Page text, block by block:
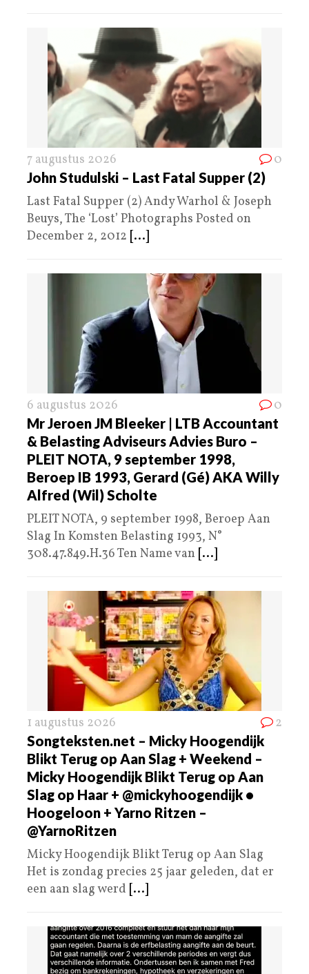
7 augustus 2026 0
John Studulski – Last Fatal Supper (2)
Last Fatal Supper (2) Andy Warhol & Joseph
Beuys, The ‘Lost’ Photographs Posted on
December 2, 2012 [...]
6 augustus 2026 0
Mr Jeroen JM Bleeker | LTB Accountant
& Belasting Adviseurs Advies Buro –
PLEIT NOTA, 9 september 1998,
Beroep IB 1993, Gerard (Gé) AKA Willy
Alfred (Wil) Scholte
PLEIT NOTA, 9 september 1998, Beroep Aan
Slag In Komsten Belasting 1993, N°
308.47.849.H.36 Ten Name van [...]
1 augustus 2026 2
Songteksten.net – Micky Hoogendijk
Blikt Terug op Aan Slag + Weekend –
Micky Hoogendijk Blikt Terug op Aan
Slag op Haar + @mickyhoogendijk •
Hoogeloon + Yarno Ritzen –
@YarnoRitzen
Micky Hoogendijk Blikt Terug op Aan Slag
Het is zondag precies 25 jaar geleden, dat er
een aan slag werd [...]